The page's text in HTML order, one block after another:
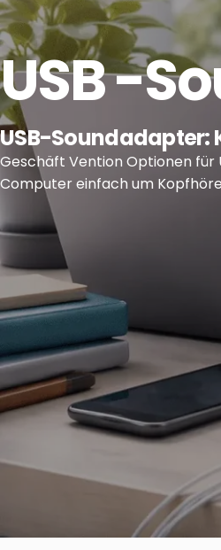
USB-
USB-Soundadapter:
Geschäft Vention Optionen für
Computer einfach um